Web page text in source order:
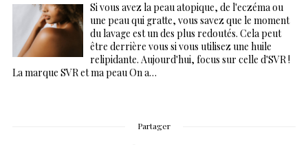
Si vous avez la peau atopique, de l'eczéma ou
une peau qui gratte, vous savez que le moment
du lavage est un des plus redoutés. Cela peut
être derrière vous si vous utilisez une huile
relipidante. Aujourd'hui, focus sur celle d'SVR !
La marque SVR et ma peau On a…
Partager